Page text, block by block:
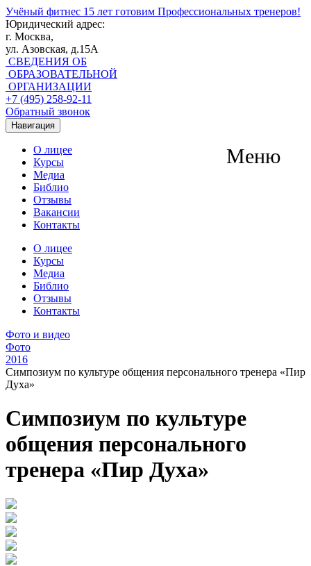
Учёный фитнес 15 лет готовим Профессиональных тренеров!
Юридический адрес:
г. Москва,
ул. Азовская, д.15А
СВЕДЕНИЯ ОБ
ОБРАЗОВАТЕЛЬНОЙ
ОРГАНИЗАЦИИ
+7 (495) 258-92-11
Обратный звонок
Навигация
Меню
О лицее
Курсы
Медиа
Библио
Отзывы
Вакансии
Контакты
О лицее
Курсы
Медиа
Библио
Отзывы
Контакты
Фото и видео
Фото
2016
Симпозиум по культуре общения персонального тренера «Пир
Духа»
Симпозиум по культуре
общения персонального
тренера «Пир Духа»